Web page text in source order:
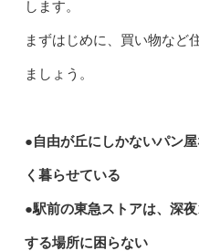
します。
まずはじめに、買い物など
ましょう。
●自由が丘にしかないパン
く暮らせている
●駅前の東急ストアは、深
する場所に困らない